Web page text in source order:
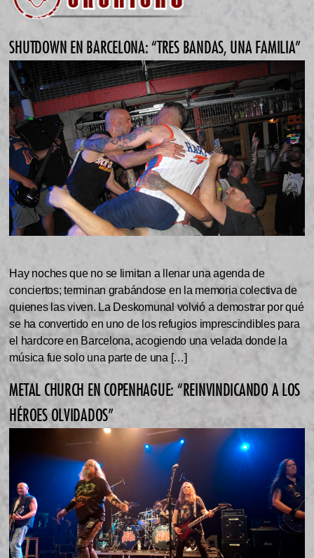
SHUTDOWN EN BARCELONA: “TRES BANDAS, UNA FAMILIA”
Hay noches que no se limitan a llenar una agenda de
conciertos; terminan grabándose en la memoria colectiva de
quienes las viven. La Deskomunal volvió a demostrar por qué
se ha convertido en uno de los refugios imprescindibles para
el hardcore en Barcelona, acogiendo una velada donde la
música fue solo una parte de una […]
METAL CHURCH EN COPENHAGUE: “REINVINDICANDO A LOS
HÉROES OLVIDADOS”